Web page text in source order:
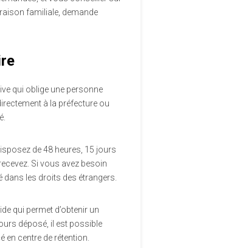
familiale, demande
qui oblige une personne
à la préfecture ou
de 48 heures, 15 jours
Si vous avez besoin
les droits des étrangers.
qui permet d’obtenir un
déposé, il est possible
en centre de rétention.